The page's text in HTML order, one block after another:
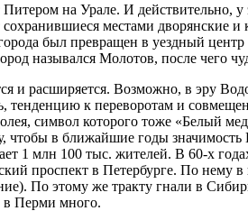
на Урале. И действительно, у
местами дворянские
был превращен в уездный центр
назывался Молотов, после чего
и расширяется. Возможно, в эру
тенденцию к переворотам и
символ которого тоже «Белый
чтобы в ближайшие годы
1 млн 100 тыс. жителей. В 60-х
проспект в Петербурге. По нему
По этому же тракту гнали в
в Перми много.